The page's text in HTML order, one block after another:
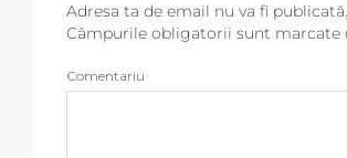
Adresa ta de email nu va fi publicată.
Câmpurile obligatorii sunt marcate
Comentariu